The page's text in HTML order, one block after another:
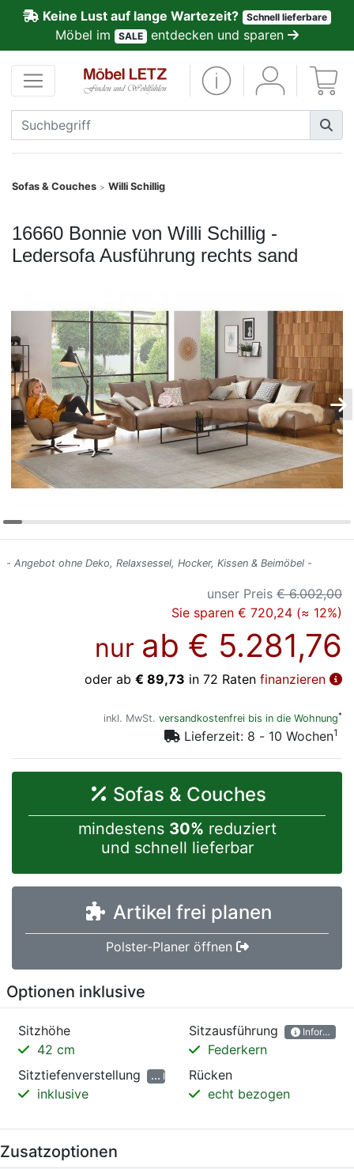
Keine Lust auf lange Wartezeit? Schnell lieferbare
Möbel im SALE entdecken und sparen
Sofas & Couches > Willi Schillig
16660 Bonnie von Willi Schillig -
Ledersofa Ausführung rechts sand
- Angebot ohne Deko, Relaxsessel, Hocker, Kissen & Beimöbel -
unser Preis € 6.002,00
Sie sparen € 720,24 (≈ 12%)
nur ab € 5.281,76
oder ab € 89,73 in 72 Raten finanzieren
inkl. MwSt. versandkostenfrei bis in die Wohnung*
Lieferzeit: 8 - 10 Wochen1
Sofas & Couches
mindestens 30% reduziert
und schnell lieferbar
Artikel frei planen
Polster-Planer öffnen
Optionen inklusive
Sitzhöhe
42 cm
Sitzausführung
Federkern
Sitztiefenverstellung
Informationen
inklusive
Rücken
echt bezogen
Zusatzoptionen
Kundenmeinungen
Anmelden
PREMIUM
Schnell
SALE
Möbel-
Konfigurator
0%
Finanzierung
Markenwelt
Deals